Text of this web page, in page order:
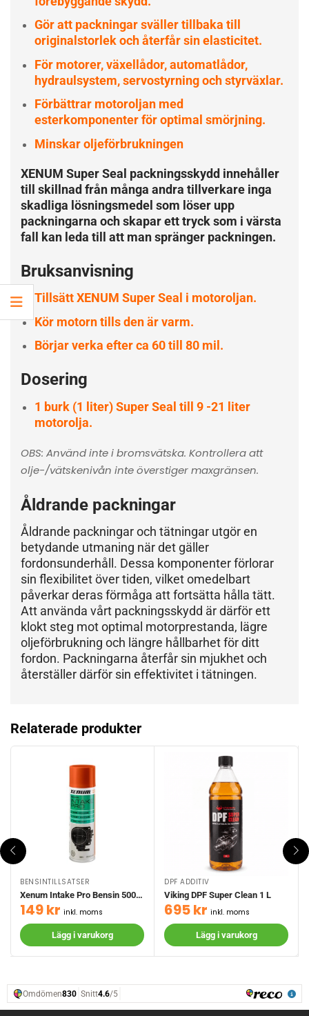
Gör att packningar sväller tillbaka till
originalstorlek och återfår sin elasticitet.
För motorer, växellådor, automatlådor,
hydraulsystem, servostyrning och styrväxlar.
Förbättrar motoroljan med
esterkomponenter för optimal smörjning.
Minskar oljeförbrukningen
XENUM Super Seal packningsskydd innehåller
till skillnad från många andra tillverkare inga
skadliga lösningsmedel som löser upp
packningarna och skapar ett tryck som i värsta
fall kan leda till att man spränger packningen.
Bruksanvisning
Tillsätt XENUM Super Seal i motoroljan.
Kör motorn tills den är varm.
Börjar verka efter ca 60 till 80 mil.
Dosering
1 burk (1 liter) Super Seal till 9 -21 liter
motorolja.
OBS: Använd inte i bromsvätska. Kontrollera att
olje-/vätskenivån inte överstiger maxgränsen.
Åldrande packningar
Åldrande packningar och tätningar utgör en
betydande utmaning när det gäller
fordonsunderhåll. Dessa komponenter förlorar
sin flexibilitet över tiden, vilket omedelbart
påverkar deras förmåga att fortsätta hålla tätt.
Att använda vårt packningsskydd är därför ett
klokt steg mot optimal motorprestanda, lägre
oljeförbrukning och längre hållbarhet för ditt
fordon. Packningarna återfår sin mjukhet och
återställer därför sin effektivitet i tätningen.
Relaterade produkter
BENSINTILLSATSER
Xenum Intake Pro Bensin 500 ml
149kr inkl. moms
Lägg i varukorg
DPF ADDITIV
Viking DPF Super Clean 1 L
695kr inkl. moms
Lägg i varukorg